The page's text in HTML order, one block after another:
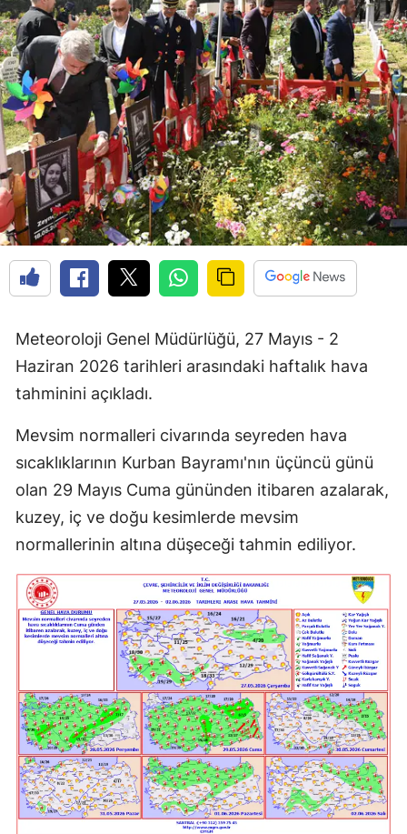
Meteoroloji Genel Müdürlüğü, 27 Mayıs - 2
Haziran 2026 tarihleri arasındaki haftalık hava
tahminini açıkladı.
Mevsim normalleri civarında seyreden hava
sıcaklıklarının Kurban Bayramı'nın üçüncü günü
olan 29 Mayıs Cuma gününden itibaren azalarak,
kuzey, iç ve doğu kesimlerde mevsim
normallerinin altına düşeceği tahmin ediliyor.